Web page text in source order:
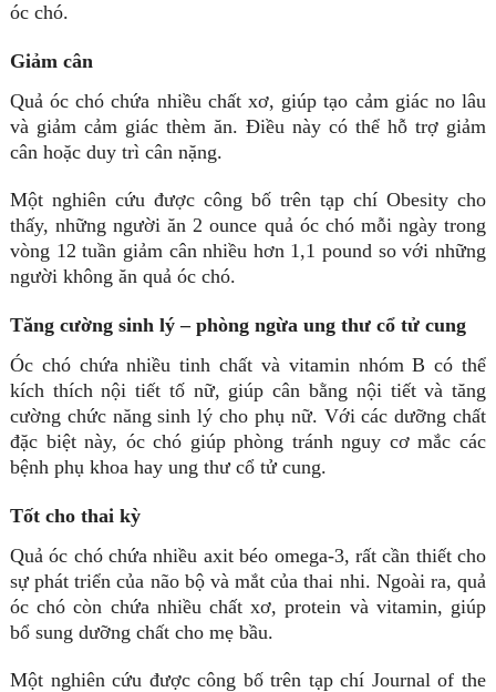
óc chó.
Giảm cân
Quả óc chó chứa nhiều chất xơ, giúp tạo cảm giác no lâu
và giảm cảm giác thèm ăn. Điều này có thể hỗ trợ giảm
cân hoặc duy trì cân nặng.
Một nghiên cứu được công bố trên tạp chí Obesity cho
thấy, những người ăn 2 ounce quả óc chó mỗi ngày trong
vòng 12 tuần giảm cân nhiều hơn 1,1 pound so với những
người không ăn quả óc chó.
Tăng cường sinh lý – phòng ngừa ung thư cổ tử cung
Óc chó chứa nhiều tinh chất và vitamin nhóm B có thể
kích thích nội tiết tố nữ, giúp cân bằng nội tiết và tăng
cường chức năng sinh lý cho phụ nữ. Với các dưỡng chất
đặc biệt này, óc chó giúp phòng tránh nguy cơ mắc các
bệnh phụ khoa hay ung thư cổ tử cung.
Tốt cho thai kỳ
Quả óc chó chứa nhiều axit béo omega-3, rất cần thiết cho
sự phát triển của não bộ và mắt của thai nhi. Ngoài ra, quả
óc chó còn chứa nhiều chất xơ, protein và vitamin, giúp
bổ sung dưỡng chất cho mẹ bầu.
Một nghiên cứu được công bố trên tạp chí Journal of the